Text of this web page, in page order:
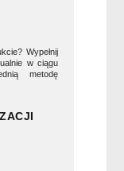
Wypełnij
w ciągu
metodę